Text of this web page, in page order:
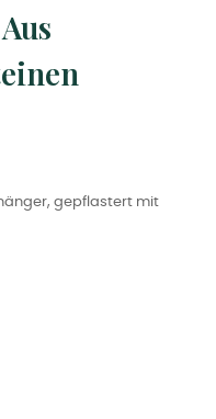
gepflastert mit